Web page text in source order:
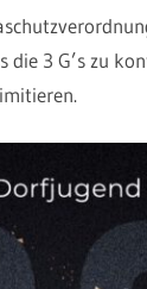
die 3 G’s zu